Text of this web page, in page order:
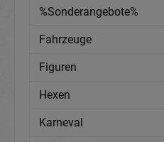
%Sonderangebote%
Fahrzeuge
Figuren
Hexen
Karneval